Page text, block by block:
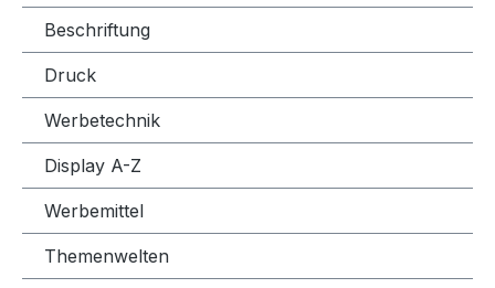
Beschriftung
Druck
Werbetechnik
Display A-Z
Werbemittel
Themenwelten